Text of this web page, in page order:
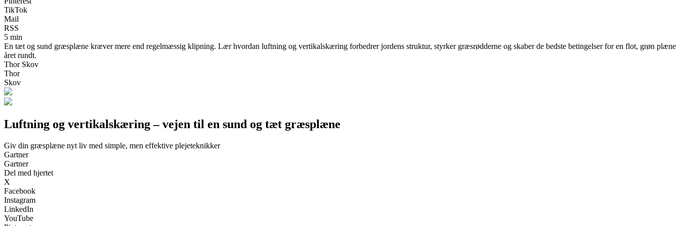
TikTok
Mail
RSS
5 min
En tæt og sund græsplæne kræver mere end regelmæssig klipning. Lær hvordan luftning og vertikalskæring forbedrer jordens struktur, styrker græsrødderne og skaber de bedste betingelser for en flot, grøn plæne
året rundt.
Thor Skov
Thor
Skov
Luftning og vertikalskæring – vejen til en sund og tæt græsplæne
Giv din græsplæne nyt liv med simple, men effektive plejeteknikker
Gartner
Gartner
Del med hjertet
X
Facebook
Instagram
LinkedIn
YouTube